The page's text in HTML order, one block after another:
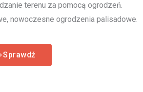
terenu za pomocą ogrodzeń.
nowoczesne ogrodzenia palisadowe.
Sprawdź